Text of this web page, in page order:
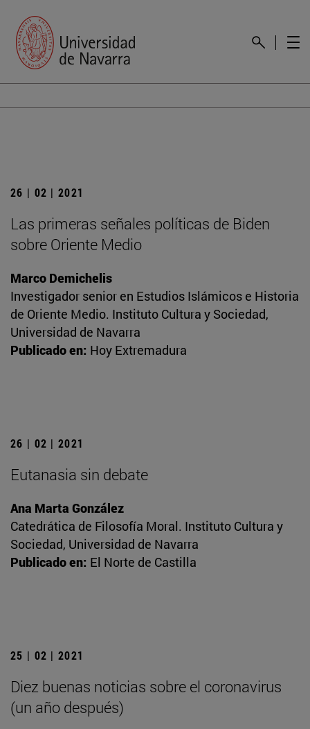
26 | 02 | 2021
Las primeras señales políticas de Biden
sobre Oriente Medio
Marco Demichelis
Investigador senior en Estudios Islámicos e Historia
de Oriente Medio. Instituto Cultura y Sociedad,
Universidad de Navarra
Publicado en: Hoy Extremadura
26 | 02 | 2021
Eutanasia sin debate
Ana Marta González
Catedrática de Filosofía Moral. Instituto Cultura y
Sociedad, Universidad de Navarra
Publicado en: El Norte de Castilla
25 | 02 | 2021
Diez buenas noticias sobre el coronavirus
(un año después)